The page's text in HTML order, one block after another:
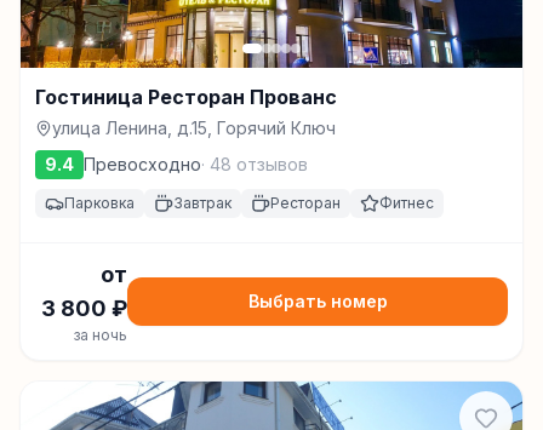
Гостиница Ресторан Прованс
улица Ленина, д.15, Горячий Ключ
9.4 Превосходно· 48 отзывов
Парковка Завтрак Ресторан Фитнес
от
3 800 ₽
за ночь
Выбрать номер